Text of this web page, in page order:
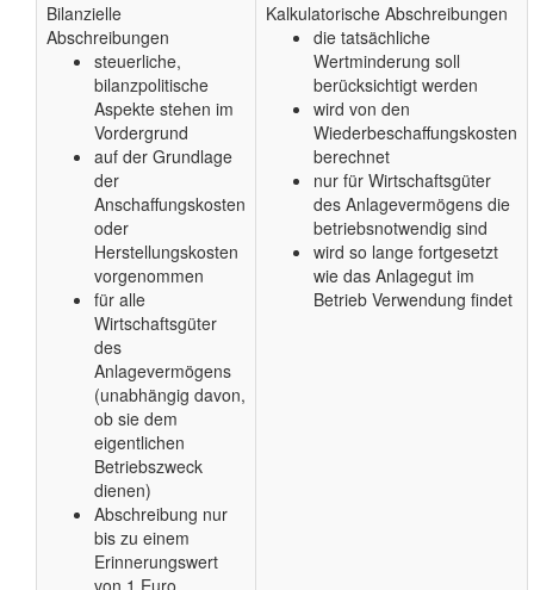
Bilanzielle
Abschreibungen
steuerliche,
bilanzpolitische
Aspekte stehen im
Vordergrund
auf der Grundlage
der
Anschaffungskosten
oder
Herstellungskosten
vorgenommen
für alle
Wirtschaftsgüter
des
Anlagevermögens
(unabhängig davon,
ob sie dem
eigentlichen
Betriebszweck
dienen)
Abschreibung nur
bis zu einem
Erinnerungswert
von 1 Euro
Kalkulatorische Abschreibungen
die tatsächliche
Wertminderung soll
berücksichtigt werden
wird von den
Wiederbeschaffungskosten
berechnet
nur für Wirtschaftsgüter
des Anlagevermögens die
betriebsnotwendig sind
wird so lange fortgesetzt
wie das Anlagegut im
Betrieb Verwendung findet